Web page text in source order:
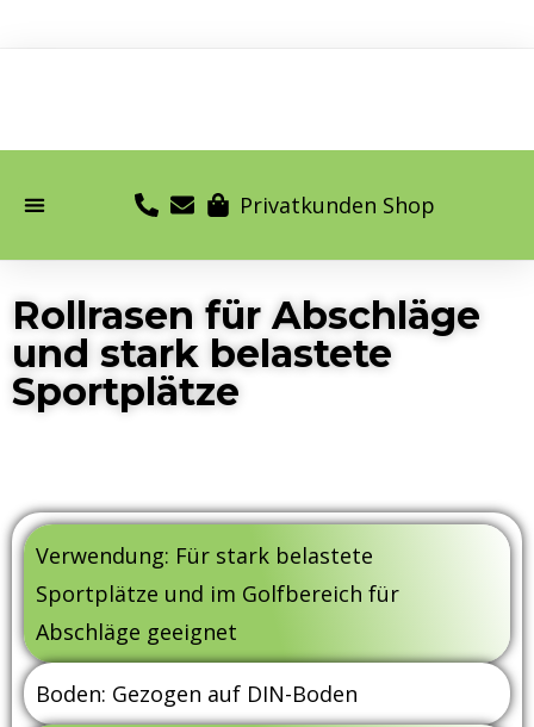
Privatkunden Shop
Rollrasen für Abschläge
und stark belastete
Sportplätze
Verwendung: Für stark belastete
Sportplätze und im Golfbereich für
Abschläge geeignet
Boden: Gezogen auf DIN-Boden